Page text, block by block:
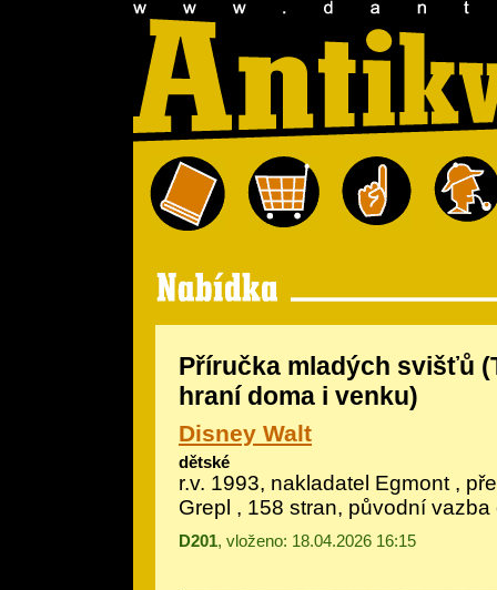
Příručka mladých svišťů
hraní doma i venku)
Disney Walt
dětské
r.v. 1993, nakladatel Egmont ,
Grepl , 158 stran, původní
D201, vloženo: 18.04.2026 16:15